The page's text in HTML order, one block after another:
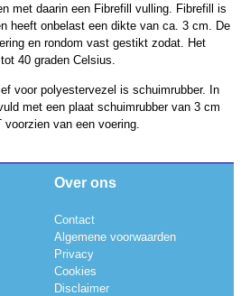
met daarin een Fibrefill vulling. Fibrefill is
heeft onbelast een dikte van ca. 3 cm. De
en rondom vast gestikt zodat. Het
40 graden Celsius.
voor polyestervezel is schuimrubber. In
met een plaat schuimrubber van 3 cm
van een voering.
Over ons
Contact
Algemene voorwaarden
Privacy
Cookies
Disclaimer